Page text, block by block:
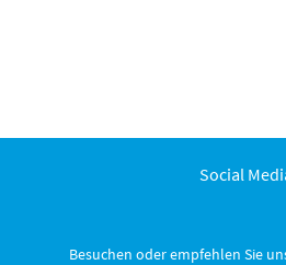
Social
Besuchen oder empfehlen Sie